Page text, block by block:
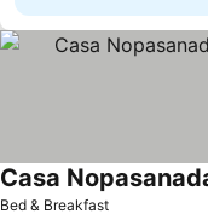
Bed & Breakfast
Ver preços